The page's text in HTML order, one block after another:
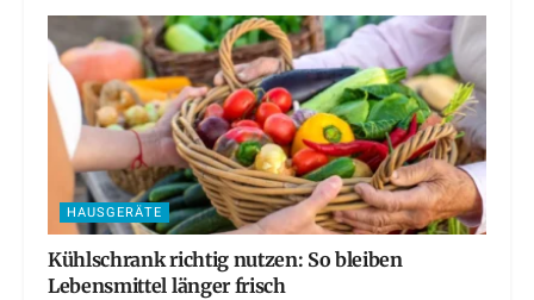
HAUSGERÄTE
Kühlschrank richtig nutzen: So bleiben
Lebensmittel länger frisch